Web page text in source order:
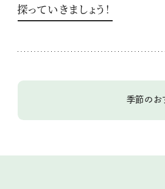
探っていきましょう！
季節のお